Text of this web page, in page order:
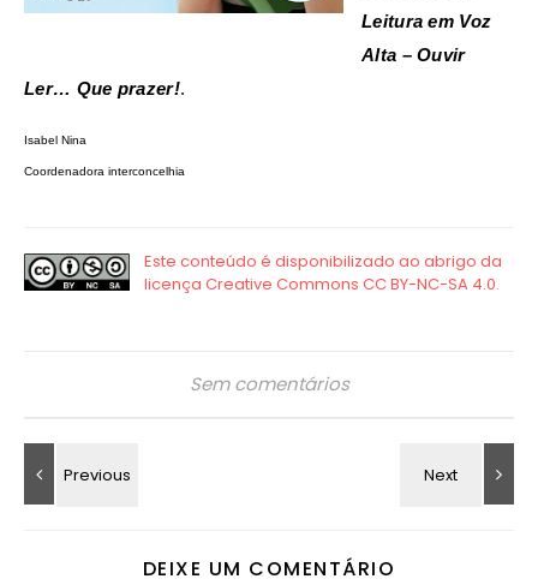
Leitura em Voz
Alta – Ouvir
Ler… Que prazer!.
Isabel Nina
Coordenadora interconcelhia
Sem comentários
DEIXE UM COMENTÁRIO